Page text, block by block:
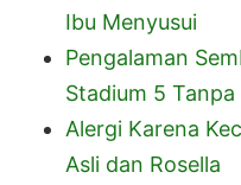
Ibu Menyusui
Pengalaman
Stadium 5 Tanpa
Alergi Karena
Asli dan Rosella